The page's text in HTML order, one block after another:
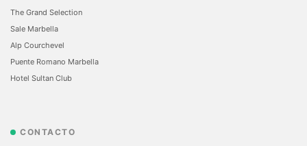
The Grand Selection
Sale Marbella
Alp Courchevel
Puente Romano Marbella
Hotel Sultan Club
CONTACTO